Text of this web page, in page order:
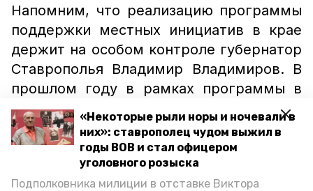
«Некоторые рыли норы и ночевали в
них»: ставрополец чудом выжил в
годы ВОВ и стал офицером
уголовного розыска
Подполковника милиции в отставке Виктора
Напомним, что реализацию программы
поддержки местных инициатив в крае
держит на особом контроле губернатор
Ставрополья Владимир Владимиров. В
прошлом году в рамках программы в
регионереализовали
порядка 300
проектов стоимостью более 756
миллионов рублей.